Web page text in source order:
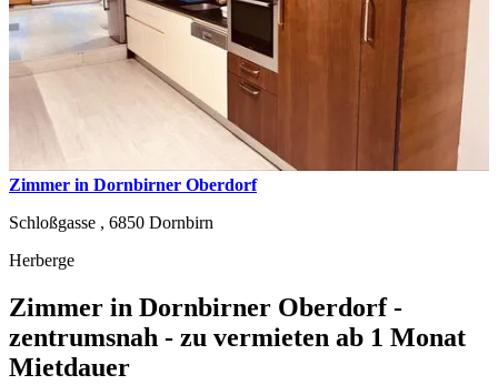
Zimmer in Dornbirner Oberdorf
Schloßgasse , 6850 Dornbirn
Herberge
Zimmer in Dornbirner Oberdorf -
zentrumsnah - zu vermieten ab 1 Monat
Mietdauer